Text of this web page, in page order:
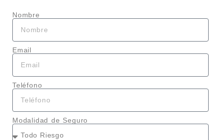
Nombre
Email
Teléfono
Modalidad de Seguro